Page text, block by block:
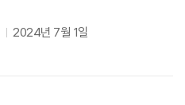
2024년 7월 1일